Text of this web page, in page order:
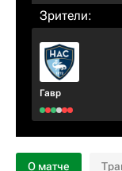
Зрители:
Гавр
О матче